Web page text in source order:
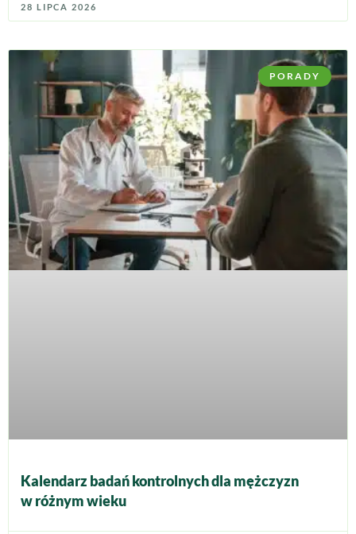
28 LIPCA 2026
PORADY
Kalendarz badań kontrolnych dla mężczyzn
w różnym wieku